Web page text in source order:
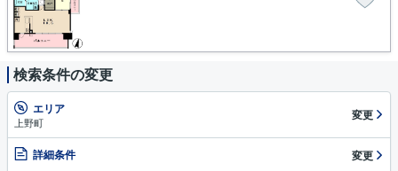
検索条件の変更
エリア
上野町
変更
詳細条件 変更